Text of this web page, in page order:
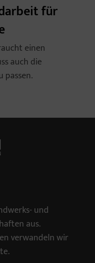
für
einen
auch die
passen.
und
aus.
verwandeln wir